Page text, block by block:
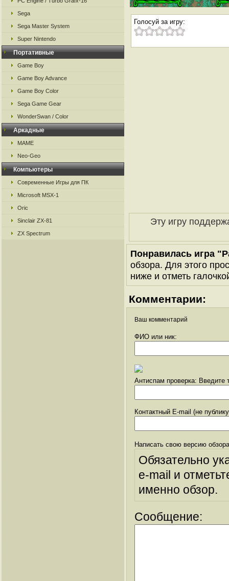
Sega
Sega Master System
Super Nintendo
Портативные
Game Boy
Game Boy Advance
Game Boy Color
Sega Game Gear
WonderSwan / Color
Аркадные
MAME
Neo-Geo
Компьютеры
Современные Игры для ПК
Microsoft MSX-1
Oric
Sinclair ZX-81
ZX Spectrum
Голосуй за игру:
Эту игру
Понравилась игра
обзора. Для этого
ниже и отметь
Комментарии:
Ваш комментарий
ФИО или ник:
Антиспам проверка: Введите
Контактный E-mail (не
Написать свою версию
Обязательно
e-mail и
именно обзор.
Сообщение: